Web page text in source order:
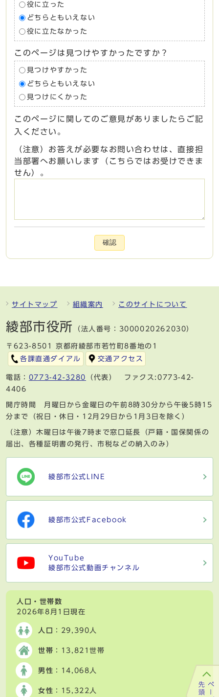
役に立った
どちらともいえない
役に立たなかった
このページは見つけやすかったですか？
見つけやすかった
どちらともいえない
見つけにくかった
このページに関してのご意見がありましたらご記
入ください。
（注意）お答えが必要なお問い合わせは、直接担
当部署へお願いします（こちらではお受けできま
せん）。
確認
サイトマップ 組織案内 このサイトについて
綾部市役所 （法人番号：3000020262030）
〒623-8501 京都府綾部市若竹町8番地の1
各課直通ダイアル
交通アクセス
電話： 0773-42-3280
（代表） ファクス:0773-42-
4406
開庁時間 月曜日から金曜日の午前8時30分から午後5時15
分まで（祝日・休日・12月29日から1月3日を除く）
（注意）木曜日は午後7時まで窓口延長（戸籍・国保関係の
届出、各種証明書の発行、市税などの納入のみ）
綾部市公式LINE
綾部市公式Facebook
YouTube
綾部市公式動画チャンネル
人口・世帯数
2026年8月1日現在
人口 ：29,390人
世帯 ：13,821世帯
男性 ：14,068人
女性 ：15,322人